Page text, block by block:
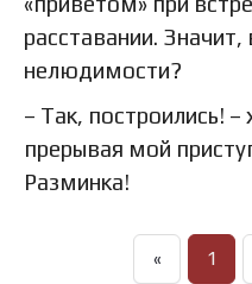
расставании.
нелюдимости?
– Так, построились!
прерывая мой
Разминка!
« 1